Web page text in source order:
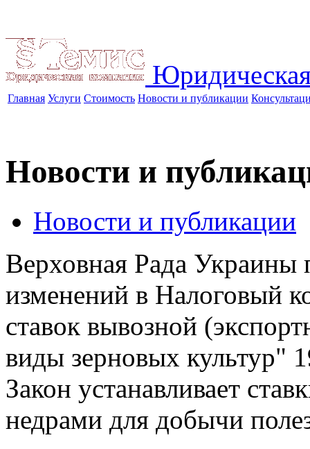
Главная Услуги Стоимость Новости и публикации
Новости и
Новости и публикации
Верховная Рада Украины
изменений в Налоговый
ставок вывозной
виды зерновых культур"
Закон устанавливает
недрами для добычи